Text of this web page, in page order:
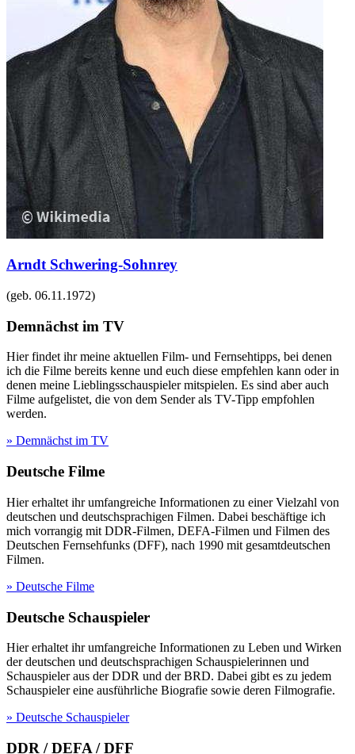
Arndt Schwering-Sohnrey
(geb. 06.11.1972)
Demnächst im TV
Hier findet ihr meine aktuellen Film- und Fernsehtipps, bei denen
ich die Filme bereits kenne und euch diese empfehlen kann oder in
denen meine Lieblingsschauspieler mitspielen. Es sind aber auch
Filme aufgelistet, die von dem Sender als TV-Tipp empfohlen
werden.
» Demnächst im TV
Deutsche Filme
Hier erhaltet ihr umfangreiche Informationen zu einer Vielzahl von
deutschen und deutschsprachigen Filmen. Dabei beschäftige ich
mich vorrangig mit DDR-Filmen, DEFA-Filmen und Filmen des
Deutschen Fernsehfunks (DFF), nach 1990 mit gesamtdeutschen
Filmen.
» Deutsche Filme
Deutsche Schauspieler
Hier erhaltet ihr umfangreiche Informationen zu Leben und Wirken
der deutschen und deutschsprachigen Schauspielerinnen und
Schauspieler aus der DDR und der BRD. Dabei gibt es zu jedem
Schauspieler eine ausführliche Biografie sowie deren Filmografie.
» Deutsche Schauspieler
DDR / DEFA / DFF